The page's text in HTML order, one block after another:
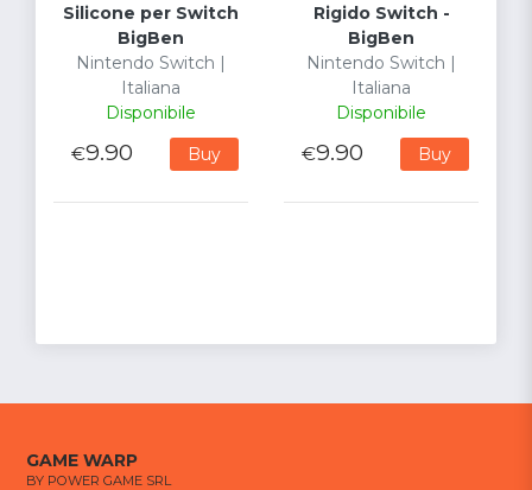
Silicone per Switch
BigBen
Nintendo Switch |
Italiana
Disponibile
€9.90 Buy
Rigido Switch -
BigBen
Nintendo Switch |
Italiana
Disponibile
€9.90 Buy
GAME WARP
BY POWER GAME SRL